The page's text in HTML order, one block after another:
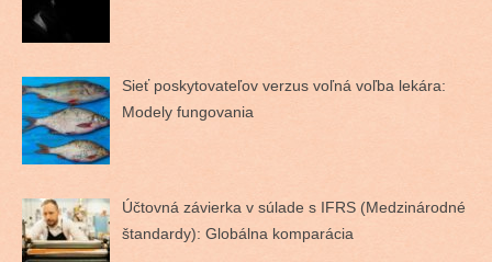
Sieť poskytovateľov verzus voľná voľba lekára:
Modely fungovania
Účtovná závierka v súlade s IFRS (Medzinárodné
štandardy): Globálna komparácia